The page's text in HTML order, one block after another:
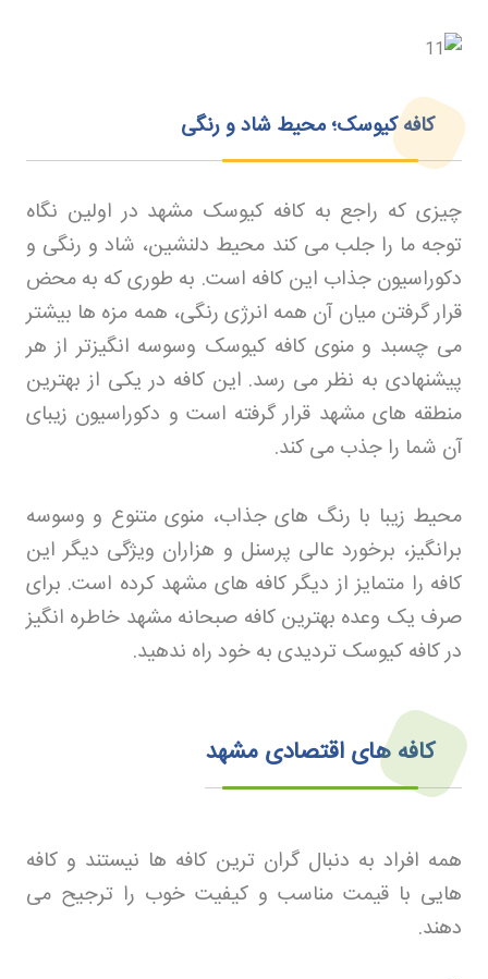
کافه کیوسک؛ محیط شاد و رنگی
چیزی که راجع به کافه کیوسک مشهد در اولین نگاه
توجه ما را جلب می کند محیط دلنشین، شاد و رنگی و
دکوراسیون جذاب این کافه است. به طوری که به محض
قرار گرفتن میان آن همه انرژی رنگی، همه مزه ها بیشتر
می چسبد و منوی کافه کیوسک وسوسه انگیزتر از هر
پیشنهادی به نظر می رسد. این کافه در یکی از بهترین
منطقه های مشهد قرار گرفته است و دکوراسیون زیبای
آن شما را جذب می کند.
محیط زیبا با رنگ های جذاب، منوی متنوع و وسوسه
برانگیز، برخورد عالی پرسنل و هزاران ویژگی دیگر این
کافه را متمایز از دیگر کافه های مشهد کرده است. برای
صرف یک وعده بهترین کافه صبحانه مشهد خاطره انگیز
در کافه کیوسک تردیدی به خود راه ندهید.
کافه های اقتصادی مشهد
همه افراد به دنبال گران ترین کافه ها نیستند و کافه
هایی با قیمت مناسب و کیفیت خوب را ترجیح می
دهند.